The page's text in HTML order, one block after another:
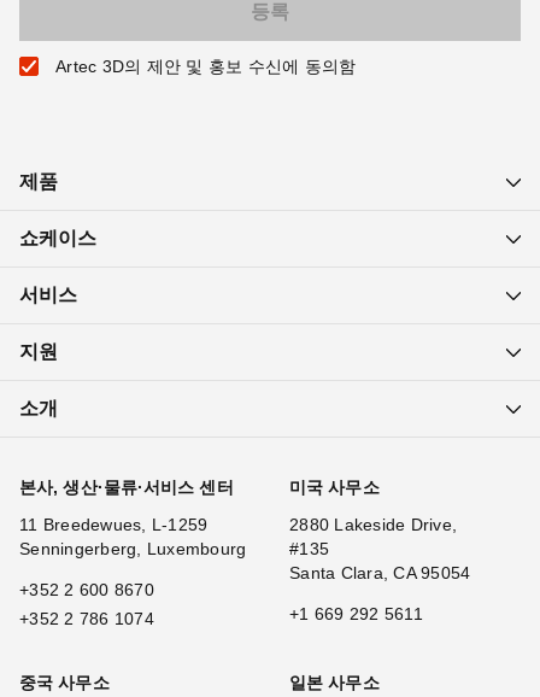
Artec 3D의 제안 및 홍보 수신에 동의함
제품
쇼케이스
서비스
지원
소개
본사, 생산·물류·서비스 센터
11 Breedewues, L-1259
Senningerberg, Luxembourg
+352 2 600 8670
+352 2 786 1074
미국 사무소
2880 Lakeside Drive,
#135
Santa Clara, CA 95054
+1 669 292 5611
중국 사무소
일본 사무소